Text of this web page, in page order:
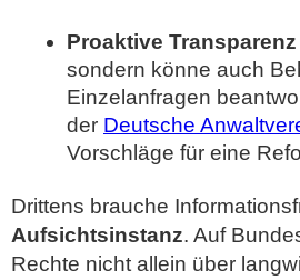
Proaktive Transparenz
sondern könne auch
Einzelanfragen
der Deutsche
Vorschläge für eine
Drittens brauche
Aufsichtsinstanz. Auf
Rechte nicht allein über